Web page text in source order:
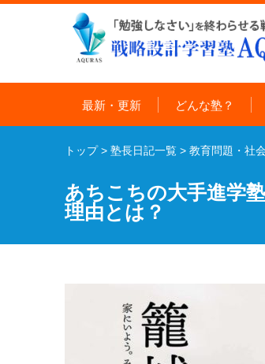
最新・更新 どんな塾？
トップ> 塾長日記一覧 > 教育問題・社
あちこちの大手進学
理由とは？